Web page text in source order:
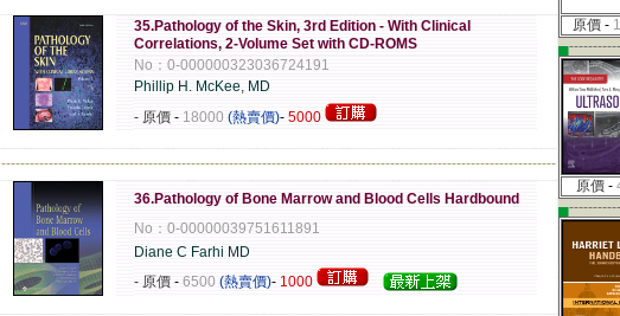
35.Pathology of the Skin, 3rd Edition - With Clinical
Correlations, 2-Volume Set with CD-ROMS
No：0-000000323036724191
Phillip H. McKee, MD
- 原價 - 18000 (熱賣價)- 5000
---------------------------------------------------------------------------------------------------------------------
36.Pathology of Bone Marrow and Blood Cells Hardbound
No：0-00000039751611891
Diane C Farhi MD
- 原價 - 6500 (熱賣價)- 1000
原價 -
▄
原價 -
▄